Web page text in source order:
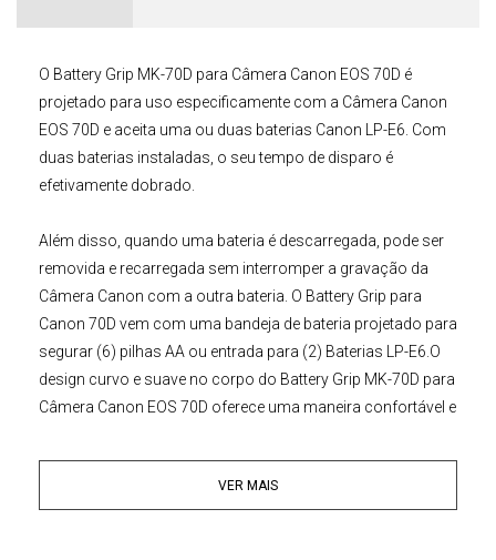
O Battery Grip MK-70D para Câmera Canon EOS 70D é
projetado para uso especificamente com a Câmera Canon
EOS 70D e aceita uma ou duas baterias Canon LP-E6 . Com
duas baterias instaladas, o seu tempo de disparo é
efetivamente dobrado.
Além disso, quando uma bateria é descarregada, pode ser
removida e recarregada sem interromper a gravação da
Câmera Canon com a outra bateria. O Battery Grip para
Canon 70D vem com uma bandeja de bateria projetado para
segurar (6) pilhas AA ou entrada para (2) Baterias LP-E6. O
design curvo e suave no corpo do Battery Grip MK-70D para
Câmera Canon EOS 70D oferece uma maneira confortável e
posição vertical.
VER MAIS